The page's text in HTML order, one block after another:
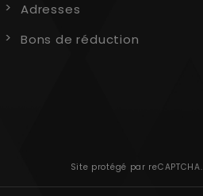
Adresses
Bons de réduction
Site protégé par reCAPTCHA.